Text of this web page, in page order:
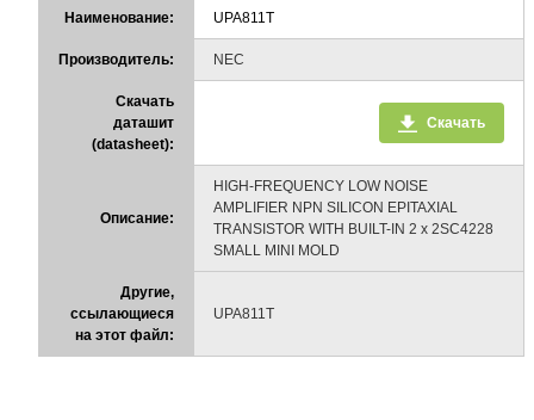
Наименование: UPA811T
Производитель: NEC
Скачать
даташит
(datasheet):
Скачать
Описание:
HIGH-FREQUENCY LOW NOISE
AMPLIFIER NPN SILICON EPITAXIAL
TRANSISTOR WITH BUILT-IN 2 x 2SC4228
SMALL MINI MOLD
Другие,
ссылающиеся
на этот файл:
UPA811T